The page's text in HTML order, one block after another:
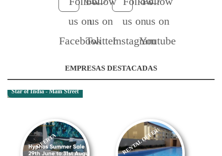
EMPRESAS DESTACADAS
Star of India - Main Street
OFERTA RENTAL OFFER!